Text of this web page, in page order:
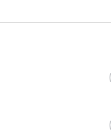
solo 3
non